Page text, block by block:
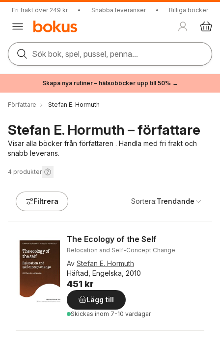
Fri frakt över 249 kr • Snabba leveranser • Billiga böcker
Sök bok, spel, pussel, penna...
Skapa nya rutiner – hälsoböcker upp till 50% →
Författare Stefan E. Hormuth
Stefan E. Hormuth – författare
Visar alla böcker från författaren . Handla med fri frakt och
snabb leverans.
4 produkter
Filtrera Sortera:Trendande
The Ecology of the Self
Relocation and Self-Concept Change
Av Stefan E. Hormuth
Häftad, Engelska, 2010
451 kr
Lägg till
Skickas inom 7-10 vardagar